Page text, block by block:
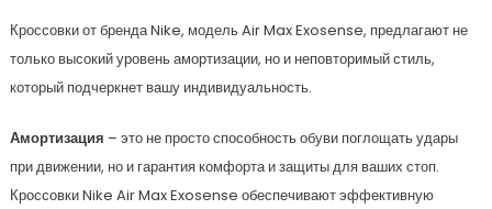
Кроссовки от бренда Nike, модель Air Max Exosense, предлагают не
только высокий уровень амортизации, но и неповторимый стиль,
который подчеркнет вашу индивидуальность.
Амортизация – это не просто способность обуви поглощать удары
при движении, но и гарантия комфорта и защиты для ваших стоп.
Кроссовки Nike Air Max Exosense обеспечивают эффективную